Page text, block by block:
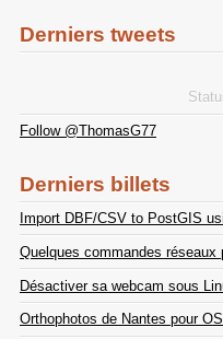
Derniers tweets
Follow @ThomasG77
Derniers billets
Import DBF/CSV to PostGIS
Quelques commandes réseaux
Désactiver sa webcam sous
Orthophotos de Nantes pour